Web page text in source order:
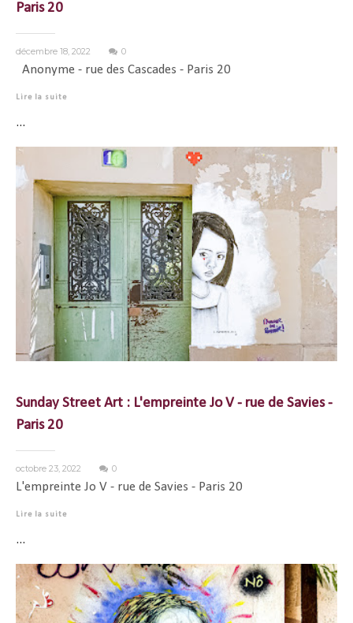
Paris 20
décembre 18, 2022 0
Anonyme - rue des Cascades - Paris 20
Lire la suite
...
Sunday Street Art : L'empreinte Jo V - rue de Savies -
Paris 20
octobre 23, 2022 0
L'empreinte Jo V - rue de Savies - Paris 20
Lire la suite
...